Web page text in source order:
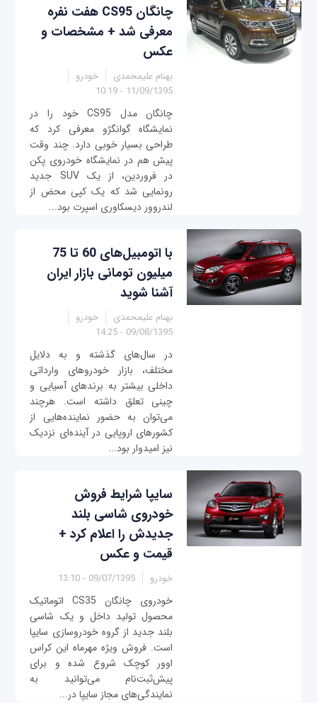
چانگان CS95 هفت نفره
معرفی شد + مشخصات و
عکس
بهنام علیمحمدی
خودرو
11/09/1395 - 10:19
چانگان مدل CS95 خود را در
نمایشگاه گوانگژو معرفی کرد که
طراحی بسیار خوبی دارد. چند وقت
پیش هم در نمایشگاه خودروی پکن
در فروردین، از یک SUV جدید
رونمایی شد که یک کپی محض از
لندروور دیسکاوری اسپرت بود...
با اتومبیل‌های 60 تا 75
میلیون تومانی بازار ایران
آشنا شوید
بهنام علیمحمدی
خودرو
09/08/1395 - 14:25
در سال‌های گذشته و به دلایل
مختلف، بازار خودروهای وارداتی
داخلی بیشتر به برندهای آسیایی و
چینی تعلق داشته است. هرچند
می‌توان به حضور نماینده‌هایی از
کشورهای اروپایی در آینده‌ای نزدیک
نیز امیدوار بود...
سایپا شرایط فروش
خودروی شاسی بلند
جدیدش را اعلام کرد +
قیمت و عکس
خودرو 09/07/1395 - 13:10
خودروی چانگان CS35 اتوماتیک
محصول تولید داخل و یک شاسی
بلند جدید از گروه خودروسازی سایپا
است. فروش ویژه مهرماه این کراس
اوور کوچک شروع شده و برای
پیش‌ثبت‌نام می‌توانید به
نمایندگی‌های مجاز سایپا در...